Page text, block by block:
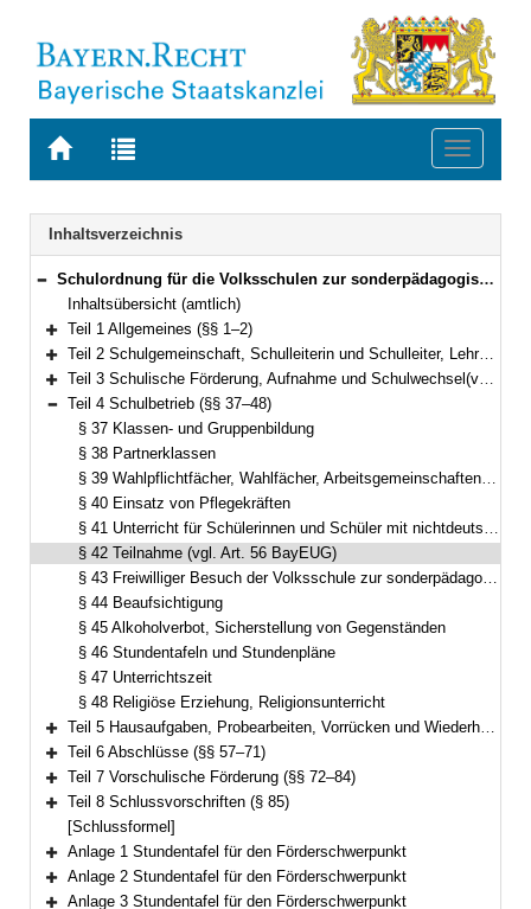
Zur
BAYERN.RECHT
Zur
letzten
Suche
Toggle
Navigation
Inhaltsverzeichnis
Bereich reduzieren
Schulordnung für die Volksschulen zur sonderpädagogischen Förderung (Volksschulordnung – F, VSO-F) Vom 11. September 2008 (GVBl. S. 731, ber. S. 907) BayRS 2233-2-1-K (§§ 1–85)
Inhaltsübersicht (amtlich)
Bereich erweitern
Teil 1 Allgemeines (§§ 1–2)
Bereich erweitern
Teil 2 Schulgemeinschaft, Schulleiterin und Schulleiter, Lehrkräfte, Schülerinnen und Schüler, Erziehungsberechtigte, Schulforum (§§ 3–13)
Bereich erweitern
Teil 3 Schulische Förderung, Aufnahme und Schulwechsel(vgl. Art. 19 bis 24, 35 bis 38, 41 bis 43, 49 Abs. 2 Sätze 2 und 3 BayEUG) (§§ 14–36)
Bereich reduzieren
Teil 4 Schulbetrieb (§§ 37–48)
§ 37 Klassen- und Gruppenbildung
§ 38 Partnerklassen
§ 39 Wahlpflichtfächer, Wahlfächer, Arbeitsgemeinschaften, Therapieunterricht, besondere Fördermaßnahmen, Besuch eines offenen Ganztagsangebots
§ 40 Einsatz von Pflegekräften
§ 41 Unterricht für Schülerinnen und Schüler mit nichtdeutscher Muttersprache (Art. 37a BayEUG)
§ 42 Teilnahme (vgl. Art. 56 BayEUG)
§ 43 Freiwilliger Besuch der Volksschule zur sonderpädagogischen Förderung (Art. 41 Abs. 9 BayEUG)
§ 44 Beaufsichtigung
§ 45 Alkoholverbot, Sicherstellung von Gegenständen
§ 46 Stundentafeln und Stundenpläne
§ 47 Unterrichtszeit
§ 48 Religiöse Erziehung, Religionsunterricht
Bereich erweitern
Teil 5 Hausaufgaben, Probearbeiten, Vorrücken und Wiederholen, Zeugnisse (§§ 49–56)
Bereich erweitern
Teil 6 Abschlüsse (§§ 57–71)
Bereich erweitern
Teil 7 Vorschulische Förderung (§§ 72–84)
Bereich erweitern
Teil 8 Schlussvorschriften (§ 85)
[Schlussformel]
Bereich erweitern
Anlage 1 Stundentafel für den Förderschwerpunkt
Bereich erweitern
Anlage 2 Stundentafel für den Förderschwerpunkt
Anlage 3 Stundentafel für den Förderschwerpunkt